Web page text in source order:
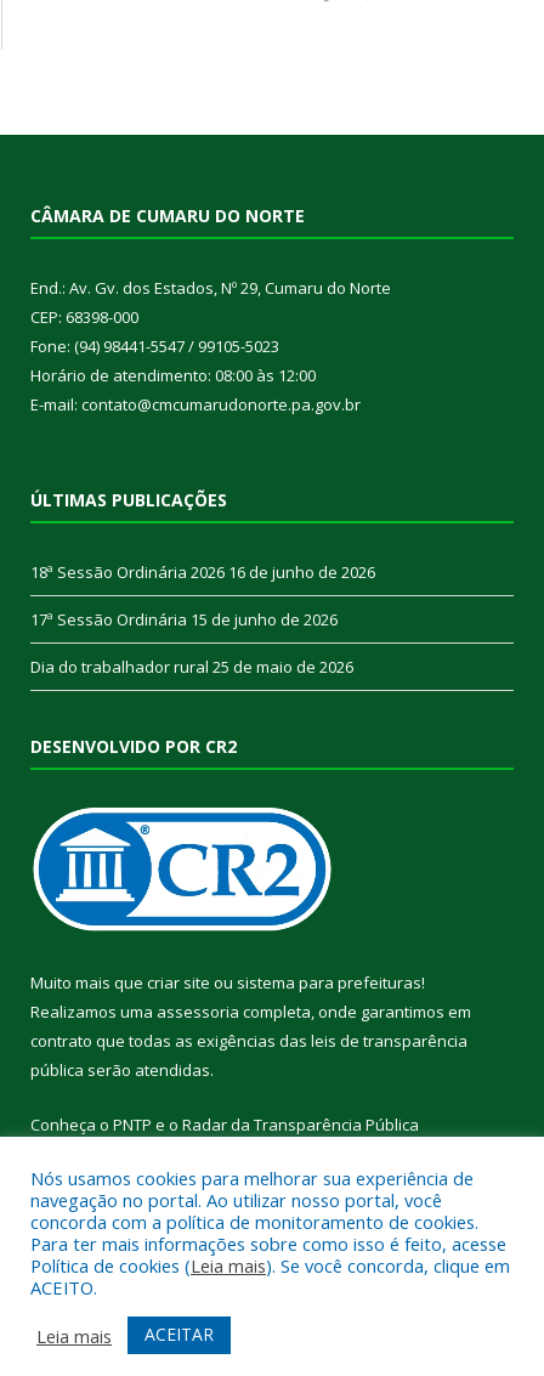
CÂMARA DE CUMARU DO NORTE
End.: Av. Gv. dos Estados, Nº 29, Cumaru do Norte
CEP: 68398-000
Fone: (94) 98441-5547 / 99105-5023
Horário de atendimento: 08:00 às 12:00
E-mail: contato@cmcumarudonorte.pa.gov.br
ÚLTIMAS PUBLICAÇÕES
18ª Sessão Ordinária 2026 16 de junho de 2026
17ª Sessão Ordinária 15 de junho de 2026
Dia do trabalhador rural 25 de maio de 2026
DESENVOLVIDO POR CR2
Muito mais que criar site ou sistema para prefeituras!
Realizamos uma assessoria completa, onde garantimos em
contrato que todas as exigências das leis de transparência
pública serão atendidas.
Conheça o PNTP e o Radar da Transparência Pública
Todos os direitos reservados a Câmara Municipal de Cumaru do
Norte.
Mapa do Site
Acessar Área Administrativa
Acessar Webmail
Nós usamos cookies para melhorar sua experiência de
navegação no portal. Ao utilizar nosso portal, você
concorda com a política de monitoramento de cookies.
Para ter mais informações sobre como isso é feito, acesse
Política de cookies (Leia mais). Se você concorda, clique em
ACEITO.
Leia mais
ACEITAR